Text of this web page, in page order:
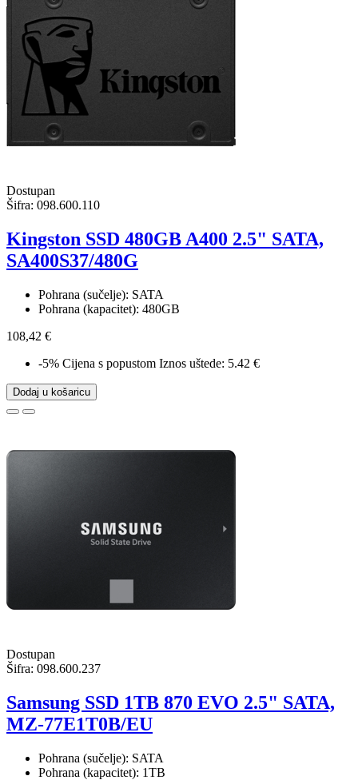
Dostupan
Šifra: 098.600.110
Kingston SSD 480GB A400 2.5" SATA,
SA400S37/480G
Pohrana (sučelje): SATA
Pohrana (kapacitet): 480GB
108,42 €
-5% Cijena s popustom Iznos uštede: 5.42 €
Dodaj u košaricu
Dostupan
Šifra: 098.600.237
Samsung SSD 1TB 870 EVO 2.5" SATA,
MZ-77E1T0B/EU
Pohrana (sučelje): SATA
Pohrana (kapacitet): 1TB